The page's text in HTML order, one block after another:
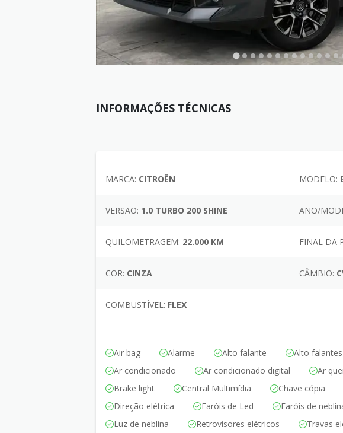
INFORMAÇÕES TÉCNICAS
MARCA: CITROËN MODELO:
VERSÃO: 1.0 TURBO 200 SHINE ANO/
QUILOMETRAGEM: 22.000 KM FINAL DA
COR: CINZA CÂMBIO:
COMBUSTÍVEL: FLEX
Air bag Alarme Alto falante
Alto
Ar condicionado
Ar condicionado digital Ar
Brake light
Central Multimídia Chave cópia
Direção elétrica
Faróis de Led Faróis de
Luz de neblina
Retrovisores elétricos Travas